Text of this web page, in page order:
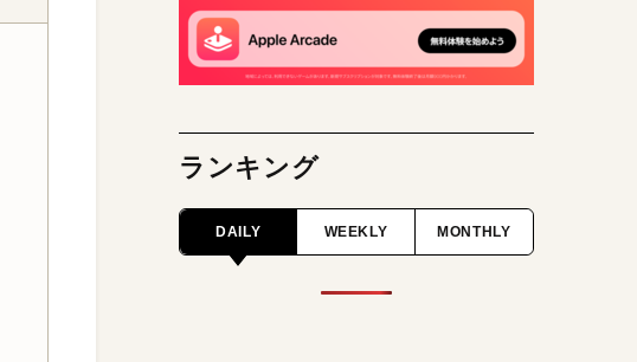
ランキング
DAILY WEEKLY MONTHLY